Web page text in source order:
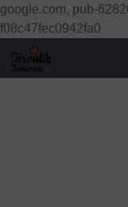
google.com, pub-
f08c47fec0942fa0
Skip to content